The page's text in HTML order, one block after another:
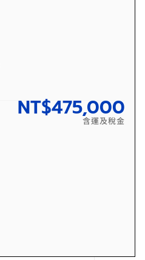
NT$475,000
含運及稅金